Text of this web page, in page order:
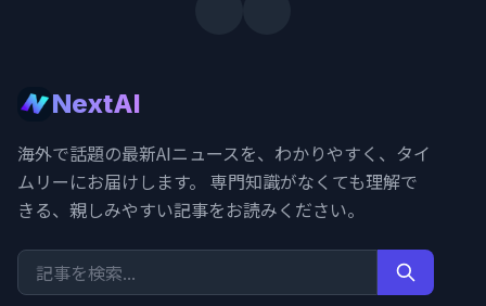
NextAI
海外で話題の最新AIニュースを、わかりやすく、タイ
ムリーにお届けします。 専門知識がなくても理解で
きる、親しみやすい記事をお読みください。